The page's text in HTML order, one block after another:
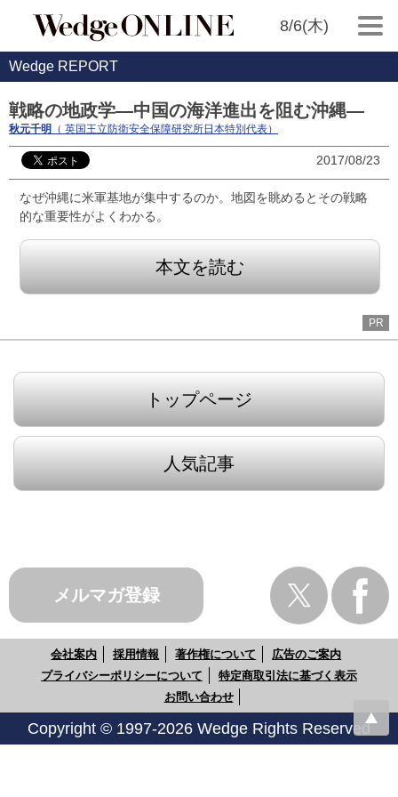
8/6(木)
Wedge REPORT
戦略の地政学―中国の海洋進出を阻む沖縄―
秋元千明 （ 英国王立防衛安全保障研究所日本特別代表）
2017/08/23
なぜ沖縄に米軍基地が集中するのか。地図を眺めるとその戦略
的な重要性がよくわかる。
本文を読む
PR
トップページ
人気記事
メルマガ登録
会社案内 採用情報 著作権について
広告のご案内
プライバシーポリシーについて
特定商取引法に基づく表示
お問い合わせ
Copyright © 1997-2026 Wedge Rights Reserved